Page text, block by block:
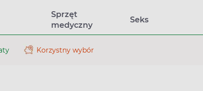
Sprzęt
medyczny
Seks
Korzystny wybór